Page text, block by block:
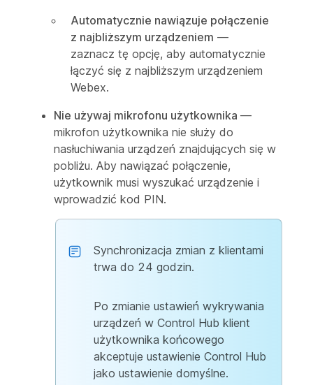
Automatycznie nawiązuje połączenie
z najbliższym urządzeniem —
zaznacz tę opcję, aby automatycznie
łączyć się z najbliższym urządzeniem
Webex.
Nie używaj mikrofonu użytkownika —
mikrofon użytkownika nie służy do
nasłuchiwania urządzeń znajdujących się w
pobliżu. Aby nawiązać połączenie,
użytkownik musi wyszukać urządzenie i
wprowadzić kod PIN.
Synchronizacja zmian z klientami
trwa do 24 godzin.
Po zmianie ustawień wykrywania
urządzeń w Control Hub klient
użytkownika końcowego
akceptuje ustawienie Control Hub
jako ustawienie domyślne.